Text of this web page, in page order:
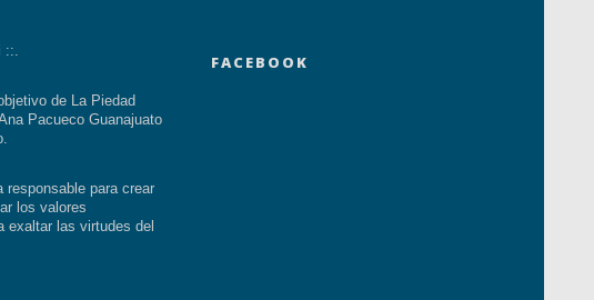
de La Piedad
Pacueco Guanajuato
responsable para crear
los valores
exaltar las virtudes del
FACEBOOK